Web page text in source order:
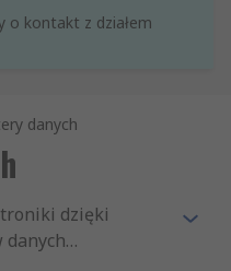
o kontakt z działem
danych
dzięki